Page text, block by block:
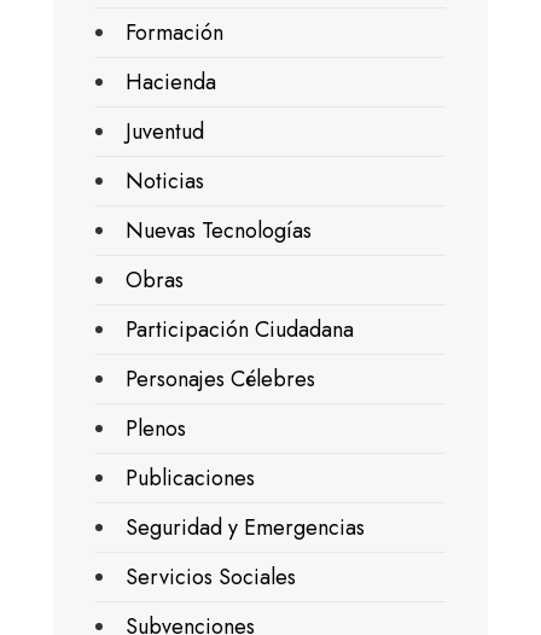
Formación
Hacienda
Juventud
Noticias
Nuevas Tecnologías
Obras
Participación Ciudadana
Personajes Célebres
Plenos
Publicaciones
Seguridad y Emergencias
Servicios Sociales
Subvenciones